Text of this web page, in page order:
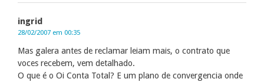
ingrid
28/02/2007 em 00:35
Mas galera antes de reclamar leiam mais, o contrato que
voces recebem, vem detalhado.
O que é o Oi Conta Total? E um plano de convergencia onde